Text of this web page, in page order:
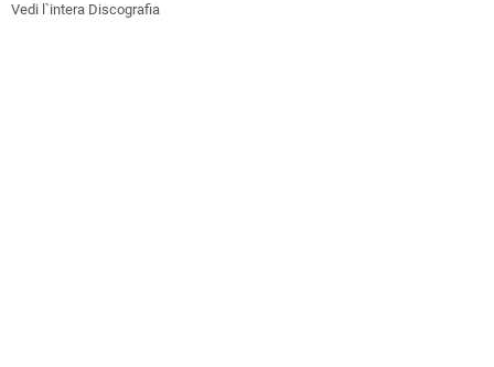
Vedi l`intera Discografia